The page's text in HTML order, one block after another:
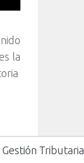
la
Gestión Tributaria